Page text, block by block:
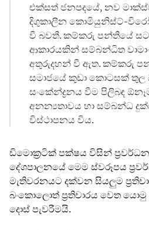
එක්සත් ජනපදයේ, නව
දිගුකාලීන කොමියුනිස්ට්-විරෝධී
වී බවතී. කම්කරු පන්තියේ
ආකාරයකින් සම්බන්ධිත
අතුරුදහන් වී ඇත. කම්කරු
සමාජයේ කුඩා කොටසක්
සංකේන්ද්‍රනය වීම පිලිබඳ
අනන්‍යතාවය හා සම්බන්ධ
විස්ථාපනය විය.
ඩිමොක්‍රටික් පක්ෂය විසින්
දේශපාලනයේ මෙම ස්වරූපය
මැතිවරනයට දක්වන සියලුම
බංකොලොත් ප්‍රතිචාරය වෙත
දොස් පැවරීමයි.